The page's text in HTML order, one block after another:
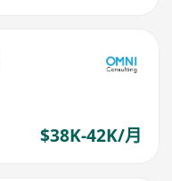
$38K-42K/月